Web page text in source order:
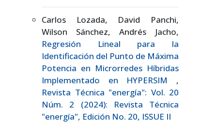
Carlos Lozada, David Panchi,
Wilson Sánchez, Andrés Jacho,
Regresión Lineal para la
Identificación del Punto de Máxima
Potencia en Microrredes Híbridas
Implementado en HYPERSIM ,
Revista Técnica "energía": Vol. 20
Núm. 2 (2024): Revista Técnica
"energía", Edición No. 20, ISSUE II